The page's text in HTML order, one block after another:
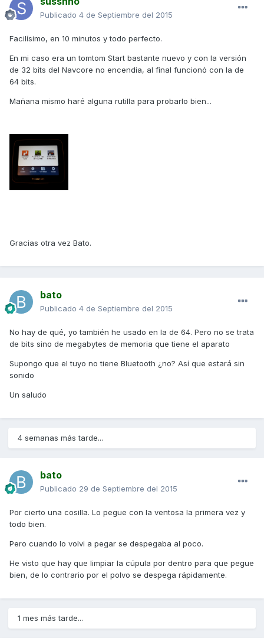
Publicado 4 de Septiembre del 2015
Facilísimo, en 10 minutos y todo perfecto.
En mi caso era un tomtom Start bastante nuevo y con la versión
de 32 bits del Navcore no encendia, al final funcionó con la de
64 bits.
Mañana mismo haré alguna rutilla para probarlo bien...
Gracias otra vez Bato.
bato
Publicado 4 de Septiembre del 2015
No hay de qué, yo también he usado en la de 64. Pero no se trata
de bits sino de megabytes de memoria que tiene el aparato
Supongo que el tuyo no tiene Bluetooth ¿no? Así que estará sin
sonido
Un saludo
4 semanas más tarde...
bato
Publicado 29 de Septiembre del 2015
Por cierto una cosilla. Lo pegue con la ventosa la primera vez y
todo bien.
Pero cuando lo volvi a pegar se despegaba al poco.
He visto que hay que limpiar la cúpula por dentro para que pegue
bien, de lo contrario por el polvo se despega rápidamente.
1 mes más tarde...